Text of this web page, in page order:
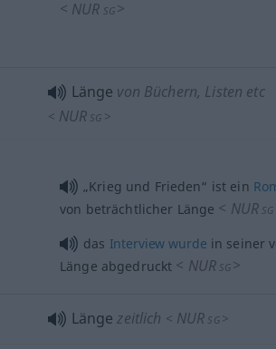
< NUR SG >
Länge von Büchern, Listen etc
< NUR SG >
„Krieg und Frieden“ ist ein
von beträchtlicher Länge < NUR SG
das Interview wurde in seiner
Länge abgedruckt < NURSG >
Länge zeitlich < NUR SG >